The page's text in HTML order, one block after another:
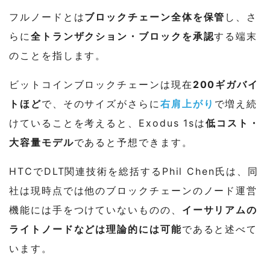
フルノードとはブロックチェーン全体を保管 し、さ
らに 全トランザクション・ブロックを承認する端末
のことを指します。
ビットコインブロックチェーンは現在 200ギガバイ
トほどで、そのサイズがさらに 右肩上がり で増え続
けていることを考えると、Exodus 1sは低コスト・
大容量モデルであると予想できます。
HTCでDLT関連技術を総括するPhil Chen氏は、同
社は現時点では他のブロックチェーンのノード運営
機能には手をつけていないものの、 イーサリアムの
ライトノードなどは理論的には可能であると述べて
います。